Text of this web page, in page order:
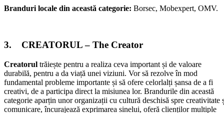
Branduri locale din această categorie: Borsec, Mobexpert, OMV.
3. CREATORUL – The Creator
Creatorul trăiește pentru a realiza ceva important și de valoare
durabilă, pentru a da viață unei viziuni. Vor să rezolve în mod
fundamental probleme importante și să ofere celorlalți șansa de a fi
creativi, de a participa direct la misiunea lor. Brandurile din această
categorie aparțin unor organizații cu cultură deschisă spre creativitate
comunicare, încurajează exprimarea sinelui, oferă clienților multiple